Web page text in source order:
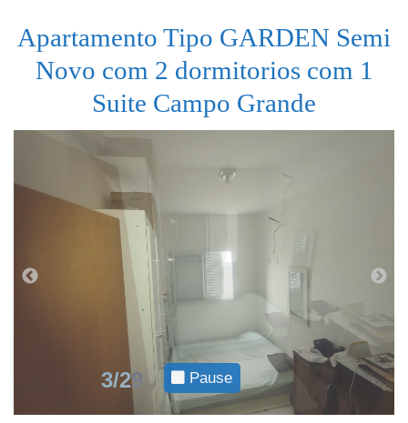
Apartamento Tipo GARDEN Semi
Novo com 2 dormitorios com 1
Suite Campo Grande
4/29 Pause